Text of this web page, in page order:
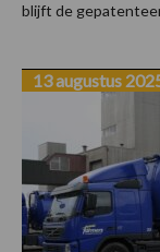
blijft de
13 augustus